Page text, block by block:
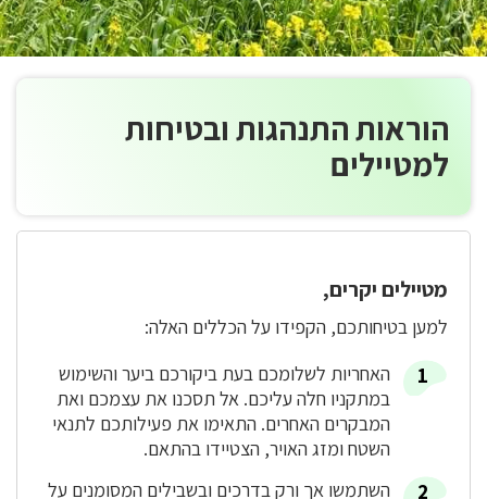
הוראות התנהגות ובטיחות
למטיילים
מטיילים יקרים,
למען בטיחותכם, הקפידו על הכללים האלה:
האחריות לשלומכם בעת ביקורכם ביער והשימוש
במתקניו חלה עליכם. אל תסכנו את עצמכם ואת
המבקרים האחרים. התאימו את פעילותכם לתנאי
השטח ומזג האויר, הצטיידו בהתאם.
השתמשו אך ורק בדרכים ובשבילים המסומנים על